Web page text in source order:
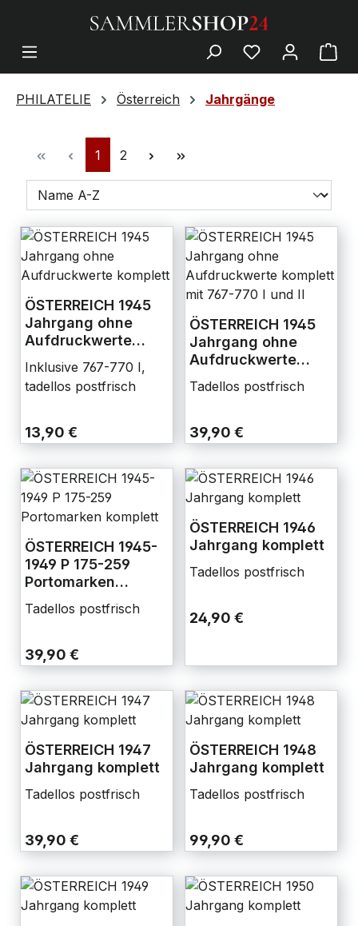
PHILATELIE Österreich Jahrgänge
1 2
ÖSTERREICH 1945
Jahrgang ohne
Aufdruckwerte
Inklusive 767-770 I,
tadellos postfrisch
13,90 €
ÖSTERREICH 1945
Jahrgang ohne
Aufdruckwerte
770 I und II
Tadellos postfrisch
39,90 €
ÖSTERREICH 1945-
1949 P 175-259
Portomarken
Tadellos postfrisch
39,90 €
ÖSTERREICH 1946
Jahrgang komplett
Tadellos postfrisch
24,90 €
ÖSTERREICH 1947
Jahrgang komplett
Tadellos postfrisch
39,90 €
ÖSTERREICH 1948
Jahrgang komplett
Tadellos postfrisch
99,90 €